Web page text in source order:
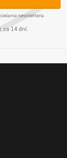
newslettera.
za 14 dní.